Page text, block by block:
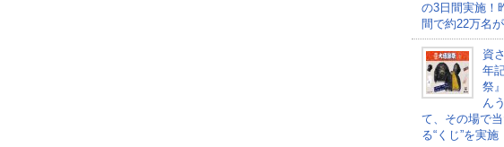
の3日間実施！
間で約22万名が
資
年
祭
ん
て、その場で
る“くじ”を実施